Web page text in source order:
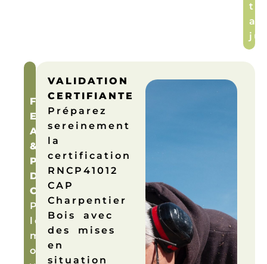
FABRICATION
EN
ATELIER
&
PRÉPARATION
DE
CHANTIER
Préparez
les
matériaux,
organisez
VALIDATION
CERTIFIANTE
Préparez
sereinement
la
certification
RNCP41012
CAP
Charpentier
Bois avec
des mises
en
situation